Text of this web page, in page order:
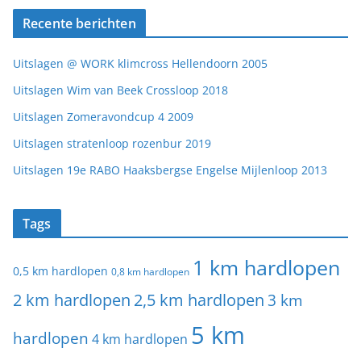
Recente berichten
Uitslagen @ WORK klimcross Hellendoorn 2005
Uitslagen Wim van Beek Crossloop 2018
Uitslagen Zomeravondcup 4 2009
Uitslagen stratenloop rozenbur 2019
Uitslagen 19e RABO Haaksbergse Engelse Mijlenloop 2013
Tags
0,5 km hardlopen 0,8 km hardlopen 1 km hardlopen
2 km hardlopen 2,5 km hardlopen 3 km
hardlopen 4 km hardlopen 5 km